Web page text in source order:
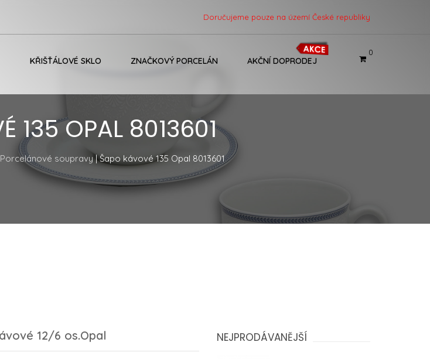
Doručujeme pouze na území České republiky
KŘIŠŤÁLOVÉ SKLO ZNAČKOVÝ PORCELÁN AKČNÍ DOPRODEJ
0
135 OPAL 8013601
Porcelánové soupravy| Šapo kávové 135 Opal 8013601
12/6 os.Opal NEJPRODÁVANĚJŠÍ